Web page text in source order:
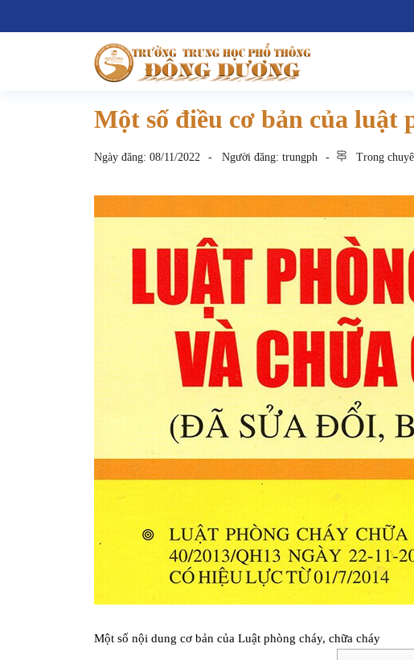
Một số điều cơ bản của luật
Ngày đăng: 08/11/2022 Người đăng: trungph Trong
Một số nội dung cơ bản của Luật phòng cháy, chữa cháy